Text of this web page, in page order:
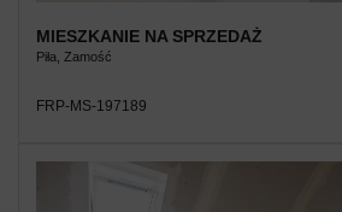
MIESZKANIE NA SPRZEDAŻ
Piła, Zamość
FRP-MS-197189